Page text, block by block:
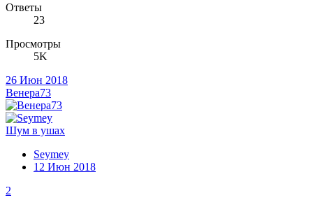
Ответы
23
Просмотры
5K
26 Июн 2018
Венера73
Шум в ушах
Seymey
12 Июн 2018
2